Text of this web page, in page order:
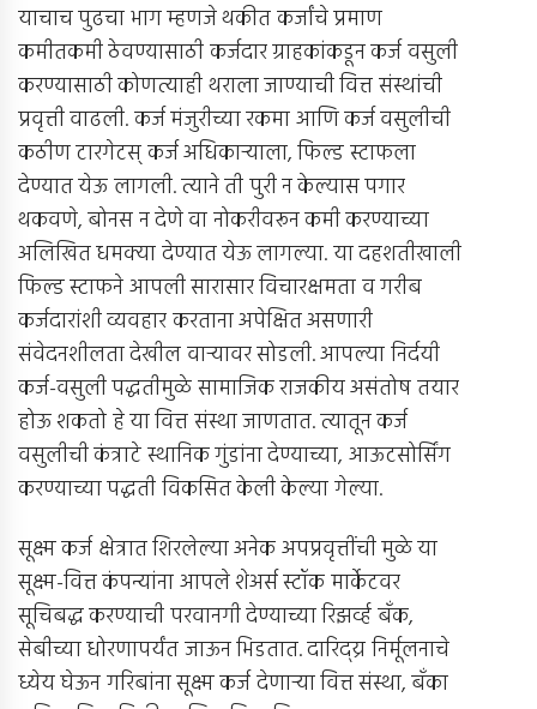
याचाच पुढचा भाग म्हणजे थकीत कर्जांचे प्रमाण
कमीतकमी ठेवण्यासाठी कर्जदार ग्राहकांकडून कर्ज वसुली
करण्यासाठी कोणत्याही थराला जाण्याची वित्त संस्थांची
प्रवृत्ती वाढली. कर्ज मंजुरीच्या रकमा आणि कर्ज वसुलीची
कठीण टारगेटस् कर्ज अधिकार्‍याला, फिल्ड स्टाफला
देण्यात येऊ लागली. त्याने ती पुरी न केल्यास पगार
थकवणे, बोनस न देणे वा नोकरीवरून कमी करण्याच्या
अलिखित धमक्या देण्यात येऊ लागल्या. या दहशतीखाली
फिल्ड स्टाफने आपली सारासार विचारक्षमता व गरीब
कर्जदारांशी व्यवहार करताना अपेक्षित असणारी
संवेदनशीलता देखील वार्‍यावर सोडली. आपल्या निर्दयी
कर्ज-वसुली पद्धतीमुळे सामाजिक राजकीय असंतोष तयार
होऊ शकतो हे या वित्त संस्था जाणतात. त्यातून कर्ज
वसुलीची कंत्राटे स्थानिक गुंडांना देण्याच्या, आऊटसोर्सिंग
करण्याच्या पद्धती विकसित केली केल्या गेल्या.
सूक्ष्म कर्ज क्षेत्रात शिरलेल्या अनेक अपप्रवृत्तींची मुळे या
सूक्ष्म-वित्त कंपन्यांना आपले शेअर्स स्टॉक मार्केटवर
सूचिबद्ध करण्याची परवानगी देण्याच्या रिझर्व्ह बँक,
सेबीच्या धोरणापर्यंत जाऊन भिडतात. दारिद्य्र निर्मूलनाचे
ध्येय घेऊन गरिबांना सूक्ष्म कर्ज देणार्‍या वित्त संस्था, बँका